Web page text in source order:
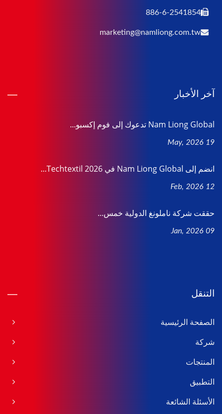
886-6-2541854
marketing@namliong.com.tw
آخر الأخبار
Nam Liong Global تدعوك إلى فوم إكسبو...
19 May, 2026
انضم إلى Nam Liong Global في Techtextil 2026...
12 Feb, 2026
حققت شركة ناملونغ الدولية خمس...
09 Jan, 2026
التنقل
الصفحة الرئيسية
شركة
المنتجات
التطبيق
الأسئلة الشائعة